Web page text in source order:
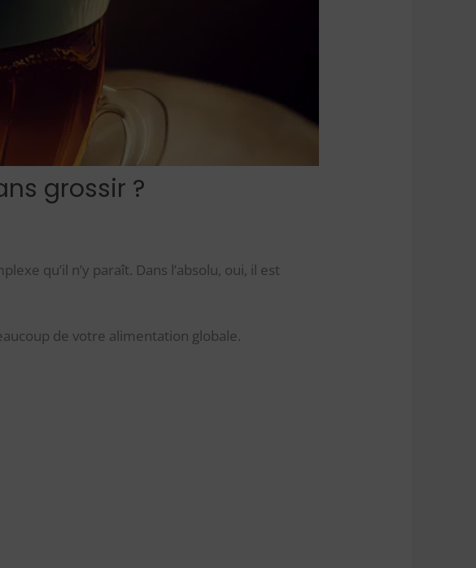
grossir ?
qu’il n’y paraît. Dans l’absolu, oui, il est
de votre alimentation globale.